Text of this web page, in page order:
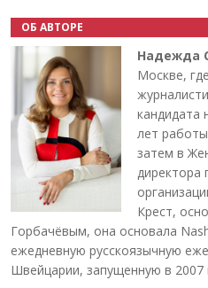
ОБ АВТОРЕ
Надежда
Москве,
кандидата
лет
затем в
директора
Крест,
Горбачёвым, она основала
ежедневную русскоязычную
Швейцарии, запущенную в 2007